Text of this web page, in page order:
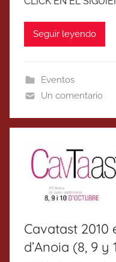
Seguir leyendo
Eventos
Un comentario
Cavatast 2010
d’Anoia (8, 9